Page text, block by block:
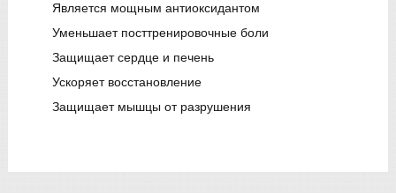
Является мощным антиоксидантом
Уменьшает посттренировочные боли
Защищает сердце и печень
Ускоряет восстановление
Защищает мышцы от разрушения